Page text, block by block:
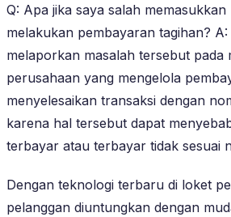
Q: Apa jika saya salah
melakukan pembayaran tagihan?
melaporkan masalah tersebut pada
perusahaan yang mengelola
menyelesaikan transaksi dengan
karena hal tersebut dapat
terbayar atau terbayar tidak sesuai
Dengan teknologi terbaru di loket
pelanggan diuntungkan dengan